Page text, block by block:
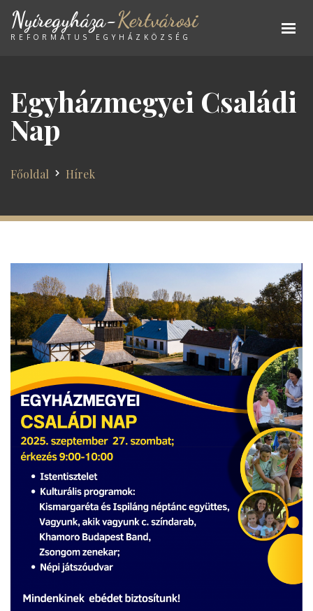
Nyíregyháza-Kertvárosi
REFORMÁTUS EGYHÁZKÖZSÉG
Egyházmegyei Családi
Nap
Főoldal Hírek